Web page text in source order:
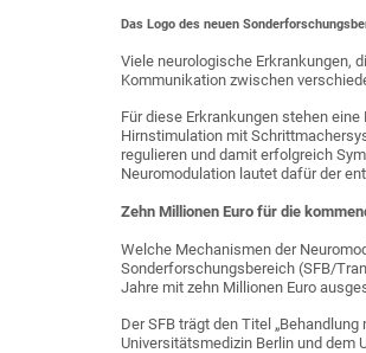
Das Logo des neuen
Viele neurologische Erkrankungen,
Kommunikation zwischen
Für diese Erkrankungen stehen
Hirnstimulation mit
regulieren und damit erfolgreich
Neuromodulation lautet dafür der
Zehn Millionen Euro für die
Welche Mechanismen der
Sonderforschungsbereich (SFB/
Jahre mit zehn Millionen Euro
Der SFB trägt den Titel
Universitätsmedizin Berlin und dem